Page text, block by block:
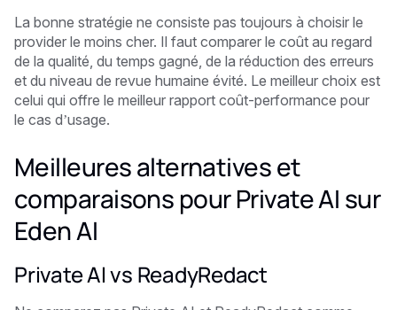
La bonne stratégie ne consiste pas toujours à choisir le
provider le moins cher. Il faut comparer le coût au regard
de la qualité, du temps gagné, de la réduction des erreurs
et du niveau de revue humaine évité. Le meilleur choix est
celui qui offre le meilleur rapport coût-performance pour
le cas d’usage.
Meilleures alternatives et
comparaisons pour Private AI sur
Eden AI
Private AI vs ReadyRedact